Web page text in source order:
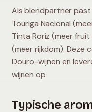
Als blendpartner
Touriga Nacional
Tinta Roriz (meer
(meer rijkdom). Deze
Douro-wijnen en
wijnen op.
Typische